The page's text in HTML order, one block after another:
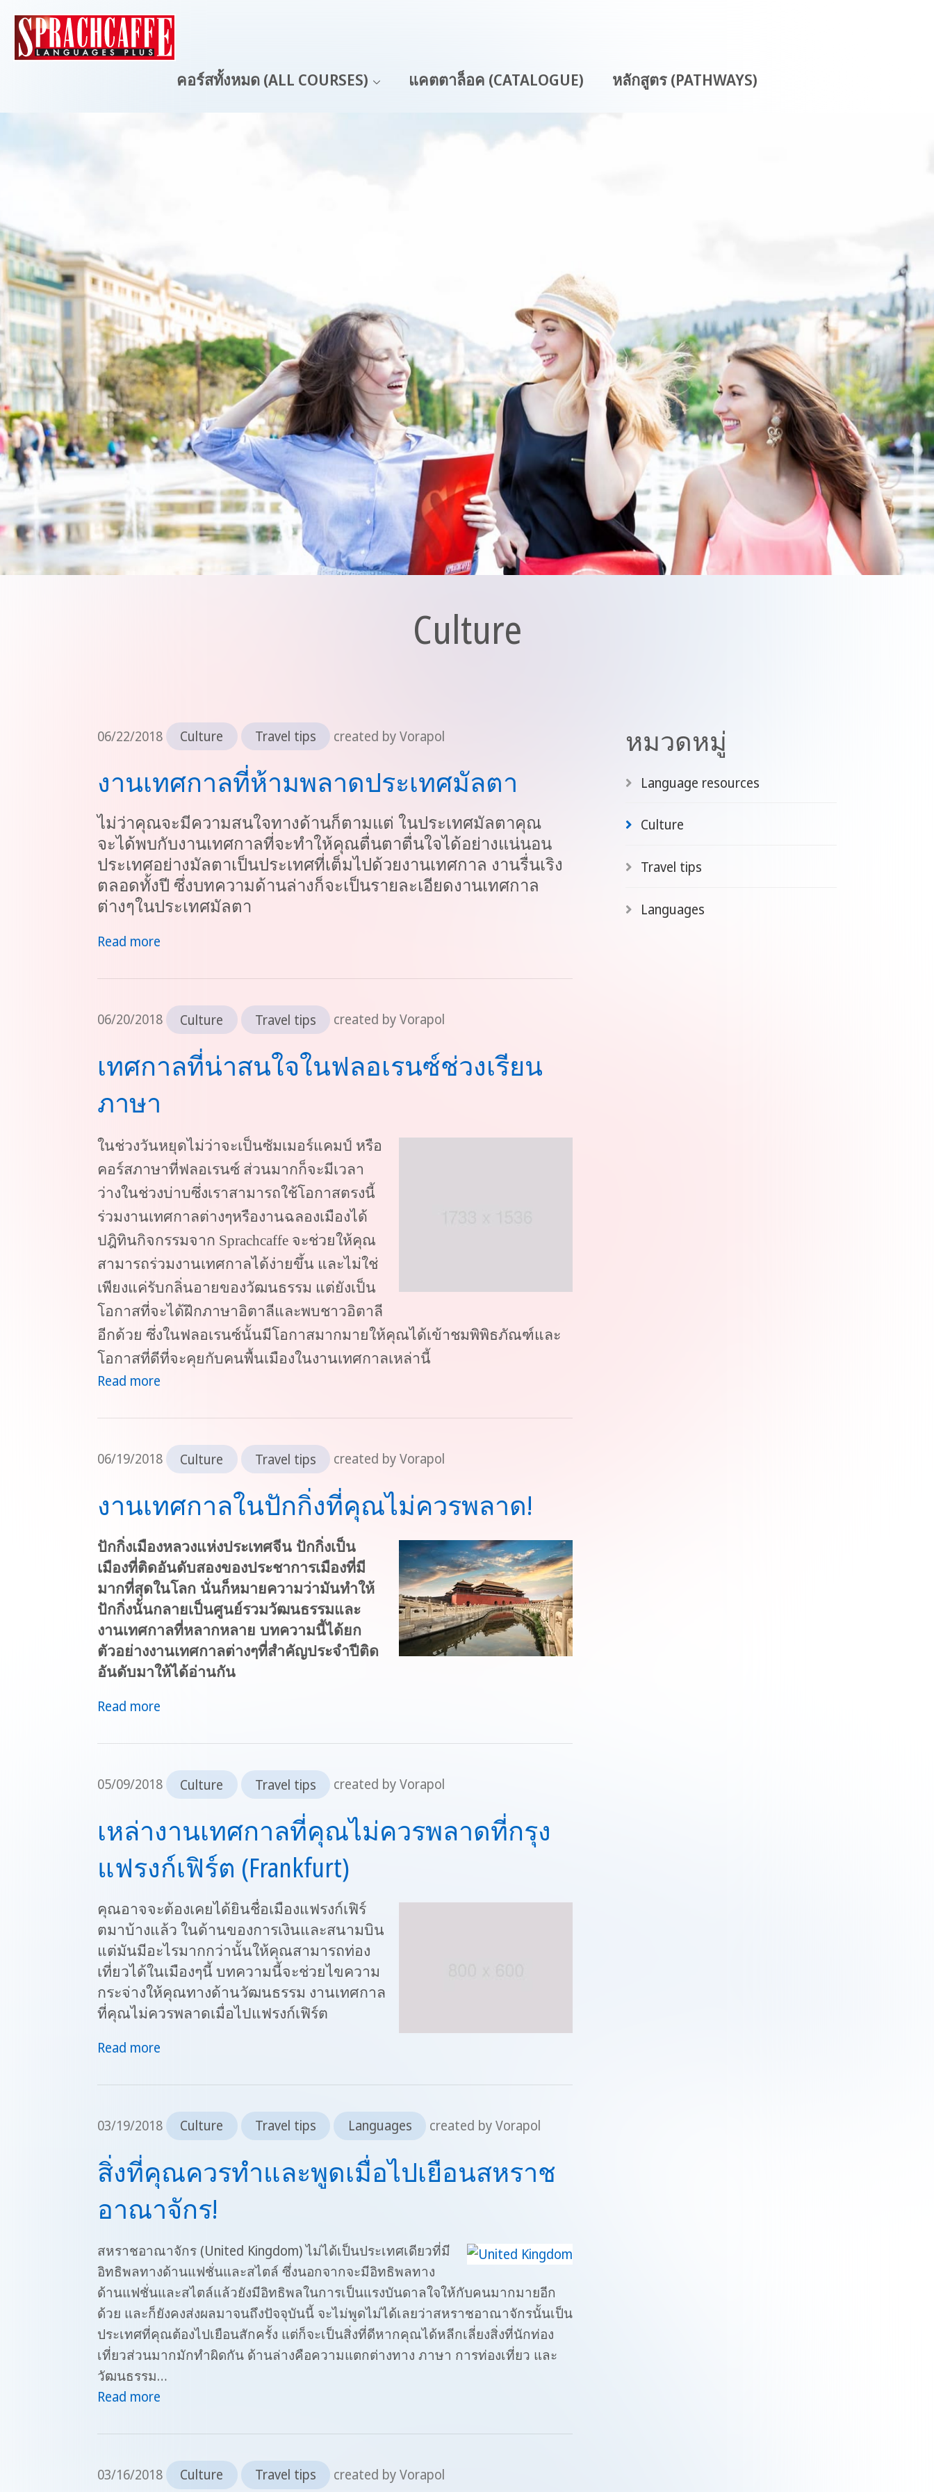
คอร์สทั้งหมด (ALL COURSES) แคตตาล็อค (CATALOGUE) หลักสูตร (PATHWAYS)
Culture
06/22/2018 Culture Travel tips created by Vorapol
งานเทศกาลที่ห้ามพลาดประเทศมัลตา
ไม่ว่าคุณจะมีความสนใจทางด้านก็ตามแต่ ในประเทศมัลตาคุณ
จะได้พบกับงานเทศกาลที่จะทำให้คุณตื่นตาตื่นใจได้อย่างแน่นอน
ประเทศอย่างมัลตาเป็นประเทศที่เต็มไปด้วยงานเทศกาล งานรื่นเริง
ตลอดทั้งปี ซึ่งบทความด้านล่างก็จะเป็นรายละเอียดงานเทศกาล
ต่างๆในประเทศมัลตา
Read more
06/20/2018 Culture Travel tips created by Vorapol
เทศกาลที่น่าสนใจในฟลอเรนซ์ช่วงเรียน
ภาษา
ในช่วงวันหยุดไม่ว่าจะเป็นซัมเมอร์แคมป์ หรือ
คอร์สภาษาที่ฟลอเรนซ์ ส่วนมากก็จะมีเวลา
ว่างในช่วงบ่าบซึ่งเราสามารถใช้โอกาสตรงนี้
ร่วมงานเทศกาลต่างๆหรืองานฉลองเมืองได้
ปฎิทินกิจกรรมจาก Sprachcaffe จะช่วยให้คุณ
สามารถร่วมงานเทศกาลได้ง่ายขึ้น และไม่ใช่
เพียงแค่รับกลิ่นอายของวัฒนธรรม แต่ยังเป็น
โอกาสที่จะได้ฝึกภาษาอิตาลีและพบชาวอิตาลี
อีกด้วย ซึ่งในฟลอเรนซ์นั้นมีโอกาสมากมายให้คุณได้เข้าชมพิพิธภัณฑ์และ
โอกาสที่ดีที่จะคุยกับคนพื้นเมืองในงานเทศกาลเหล่านี้
Read more
06/19/2018 Culture Travel tips created by Vorapol
งานเทศกาลในปักกิ่งที่คุณไม่ควรพลาด!
ปักกิ่งเมืองหลวงแห่งประเทศจีน ปักกิ่งเป็น
เมืองที่ติดอันดับสองของประชาการเมืองที่มี
มากที่สุดในโลก นั่นก็หมายความว่ามันทำให้
ปักกิ่งนั้นกลายเป็นศูนย์รวมวัฒนธรรมและ
งานเทศกาลที่หลากหลาย บทความนี้ได้ยก
ตัวอย่างงานเทศกาลต่างๆที่สำคัญประจำปีติด
อันดับมาให้ได้อ่านกัน
Read more
05/09/2018 Culture Travel tips created by Vorapol
เหล่างานเทศกาลที่คุณไม่ควรพลาดที่กรุง
แฟรงก์เฟิร์ต (Frankfurt)
คุณอาจจะต้องเคยได้ยินชื่อเมืองแฟรงก์เฟิร์
ตมาบ้างแล้ว ในด้านของการเงินและสนามบิน
แต่มันมีอะไรมากกว่านั้นให้คุณสามารถท่อง
เที่ยวได้ในเมืองๆนี้ บทความนี้จะช่วยไขความ
กระจ่างให้คุณทางด้านวัฒนธรรม งานเทศกาล
ที่คุณไม่ควรพลาดเมื่อไปแฟรงก์เฟิร์ต
Read more
03/19/2018 Culture Travel tips Languages created by Vorapol
สิ่งที่คุณควรทำและพูดเมื่อไปเยือนสหราช
อาณาจักร!
สหราชอาณาจักร (United Kingdom) ไม่ได้เป็นประเทศเดียวที่มี
อิทธิพลทางด้านแฟชั่นและสไตล์ ซึ่งนอกจากจะมีอิทธิพลทาง
ด้านแฟชั่นและสไตล์แล้วยังมีอิทธิพลในการเป็นแรงบันดาลใจให้กับคนมากมายอีก
ด้วย และก็ยังคงส่งผลมาจนถึงปัจจุบันนี้ จะไม่พูดไม่ได้เลยว่าสหราชอาณาจักรนั้นเป็น
ประเทศที่คุณต้องไปเยือนสักครั้ง แต่ก็จะเป็นสิ่งที่ดีหากคุณได้หลีกเลี่ยงสิ่งที่นักท่อง
เที่ยวส่วนมากมักทำผิดกัน ด้านล่างคือความแตกต่างทาง ภาษา การท่องเที่ยว และ
วัฒนธรรม…
Read more
03/16/2018 Culture Travel tips created by Vorapol
หมวดหมู่
Language resources
Culture
Travel tips
Languages